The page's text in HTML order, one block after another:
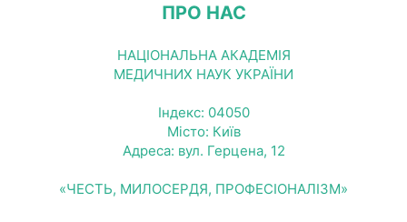
ПРО НАС
НАЦІОНАЛЬНА АКАДЕМІЯ
МЕДИЧНИХ НАУК УКРАЇНИ
Індекс: 04050
Місто: Київ
Адреса: вул. Герцена, 12
«ЧЕСТЬ, МИЛОСЕРДЯ, ПРОФЕСІОНАЛІЗМ»